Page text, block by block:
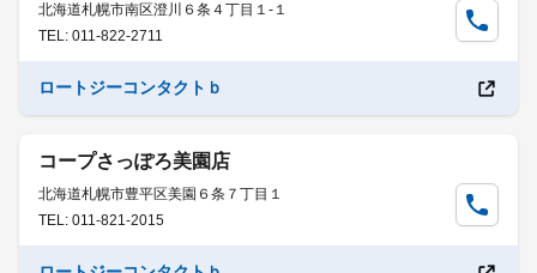
北海道札幌市南区澄川６条４丁目１-１
TEL: 011-822-2711
ロートジーコンタクトｂ
コープさっぽろ美園店
北海道札幌市豊平区美園６条７丁目１
TEL: 011-821-2015